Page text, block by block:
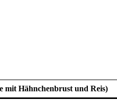
mit Hähnchenbrust und Reis)